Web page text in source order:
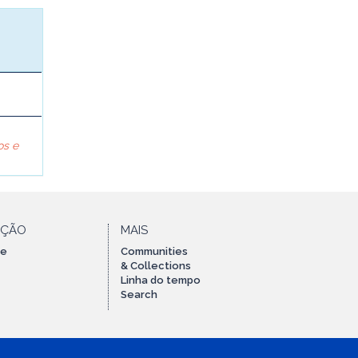
e
MAIS
Communities
& Collections
Linha do tempo
Search